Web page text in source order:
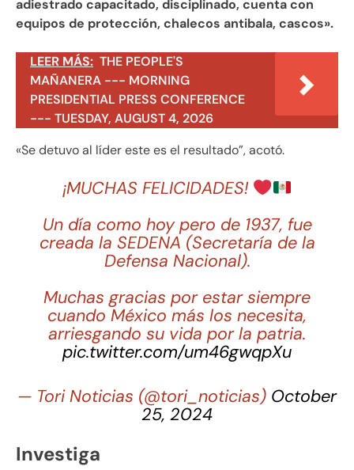
adiestrado capacitado, disciplinado, cuenta con
equipos de protección, chalecos antibala, cascos».
LEER MÁS: THE PEOPLE'S
MAÑANERA --- MORNING
PRESIDENTIAL PRESS CONFERENCE
--- TUESDAY, AUGUST 4, 2026
«Se detuvo al líder este es el resultado”, acotó.
¡MUCHAS FELICIDADES!
Un día como hoy pero de 1937, fue
creada la SEDENA (Secretaría de la
Defensa Nacional).
Muchas gracias por estar siempre
cuando México más los necesita,
arriesgando su vida por la patria.
pic.twitter.com/um46gwqpXu
— Tori Noticias (@tori_noticias) October
25, 2024
Investiga